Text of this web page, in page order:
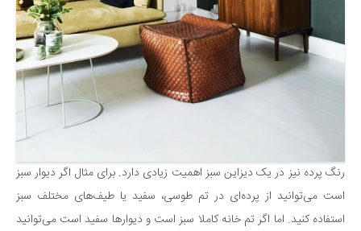
رنگ پرده نیز در یک دیزاین سبز اهمیت زیادی دارد. برای مثال اگر دیوار سبز
است می‌توانید از پرده‌ای در تم طوسی، سفید یا طیف‌های مختلف سبز
استفاده کنید. اما اگر تم خانه کاملا سبز است و دیوارها سفید است می‌توانید